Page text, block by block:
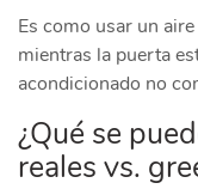
Es como usar un
mientras la puerta
acondicionado no
¿Qué se
reales vs.